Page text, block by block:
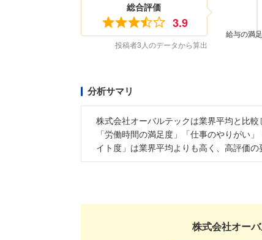
総合評価
3.9
投稿者3人のデータから算出
分析サマリ
株式会社オーバルテックは業界平均と比較
「労働時間の満足度」「仕事のやりがい
イト度」は業界平均よりも高く、高評価の
株式会社オー